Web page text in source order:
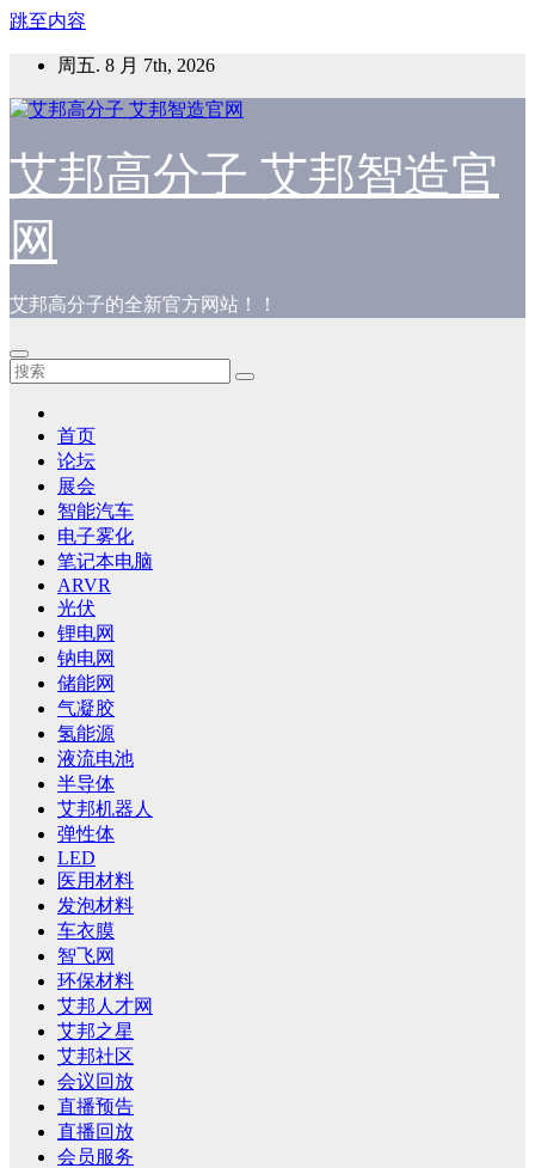
跳至内容
周五. 8 月 7th, 2026
艾邦高分子 艾邦智造官
网
艾邦高分子的全新官方网站！！
首页
论坛
展会
智能汽车
电子雾化
笔记本电脑
ARVR
光伏
锂电网
钠电网
储能网
气凝胶
氢能源
液流电池
半导体
艾邦机器人
弹性体
LED
医用材料
发泡材料
车衣膜
智飞网
环保材料
艾邦人才网
艾邦之星
艾邦社区
会议回放
直播预告
直播回放
会员服务